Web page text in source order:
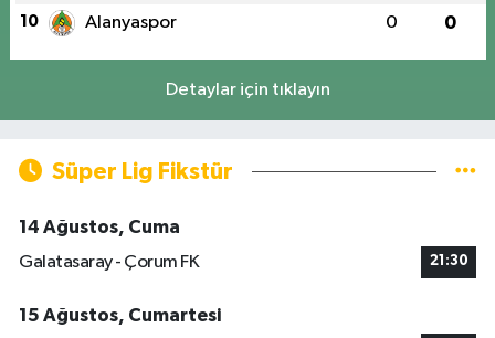
10 Alanyaspor 0 0
Detaylar için tıklayın
Süper Lig Fikstür
14 Ağustos, Cuma
Galatasaray - Çorum FK
21:30
15 Ağustos, Cumartesi